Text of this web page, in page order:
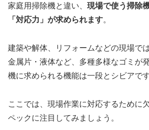
家庭用掃除機と違い、 現場で使う掃除
「対応力」が求められます。
建築や解体、リフォームなどの現場で
金属片・液体など、多種多様なゴミが
機に求められる機能は一段とシビアです
ここでは、現場作業に対応するために
ペックに注目してみましょう。